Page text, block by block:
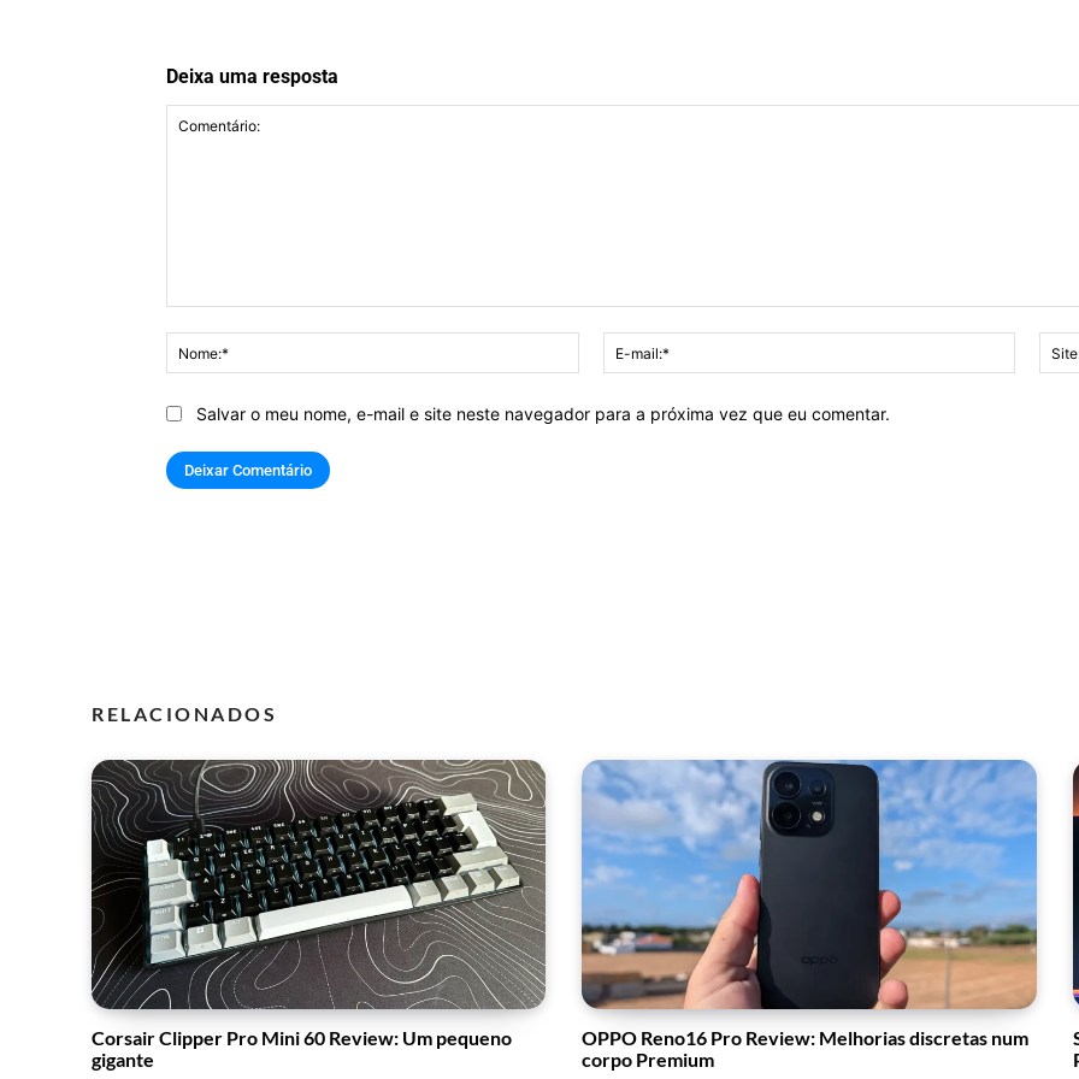
Deixa uma resposta
Nome:*
mail:*
Salvar o meu nome, e-mail e site neste navegador para a próxima vez que eu comentar.
RELACIONADOS
Corsair Clipper Pro Mini 60 Review: Um pequeno
gigante
OPPO Reno16 Pro Review: Melhorias discretas num
corpo Premium